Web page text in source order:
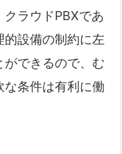
ラウドPBXであ
設備の制約に左
できるので、む
な条件は有利に働